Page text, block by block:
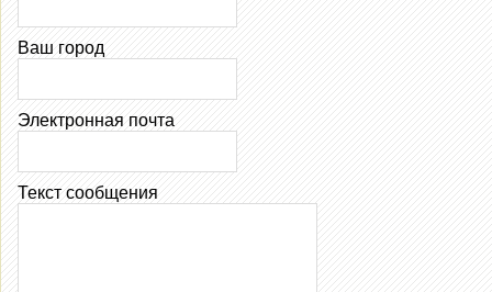
Ваш город
Электронная почта
Текст сообщения